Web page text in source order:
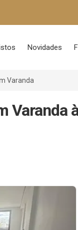
Novidades
Varanda
Varanda